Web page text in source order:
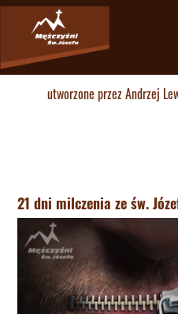
utworzone przezAndrzej
21 dni milczenia ze św.